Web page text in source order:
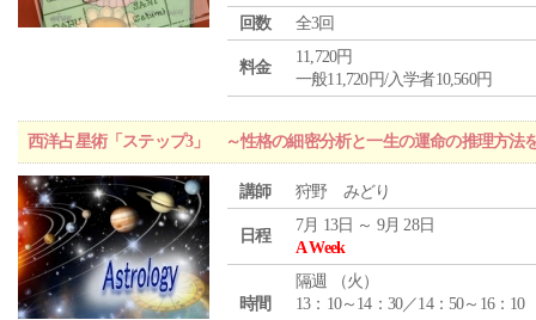
回数
全3回
料金
11,720円
一般11,720円/入学者10,560円
西洋占星術「ステップ3」 ～性格の細密分析と一生の運命の推理方法
講師 狩野 みどり
日程
7月 13日 ～ 9月 28日
A Week
時間
隔週 （火 ）
13：10～14：30／14：50～16：10